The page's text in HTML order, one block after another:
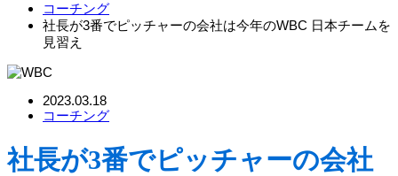
コーチング
社長が3番でピッチャーの会社は今年のWBC 日本チームを
見習え
2023.03.18
コーチング
社長が3番でピッチャーの会社